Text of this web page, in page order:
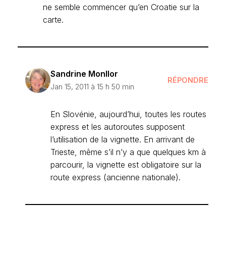
ne semble commencer qu’en Croatie sur la
carte.
Sandrine Monllor
Jan 15, 2011 à 15 h 50 min
RÉPONDRE
En Slovénie, aujourd’hui, toutes les routes
express et les autoroutes supposent
l’utilisation de la vignette. En arrivant de
Trieste, même s’il n’y a que quelques km à
parcourir, la vignette est obligatoire sur la
route express (ancienne nationale).